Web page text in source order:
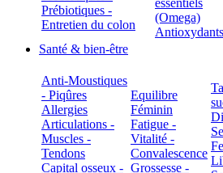
Prébiotiques -
Entretien du colon
essentiels
(Omega)
Antioxydants
Santé & bien-être
Anti-Moustiques
- Piqûres
Allergies
Articulations -
Muscles -
Tendons
Capital osseux -
Equilibre
Féminin
Fatigue -
Vitalité -
Convalescence
Grossesse -